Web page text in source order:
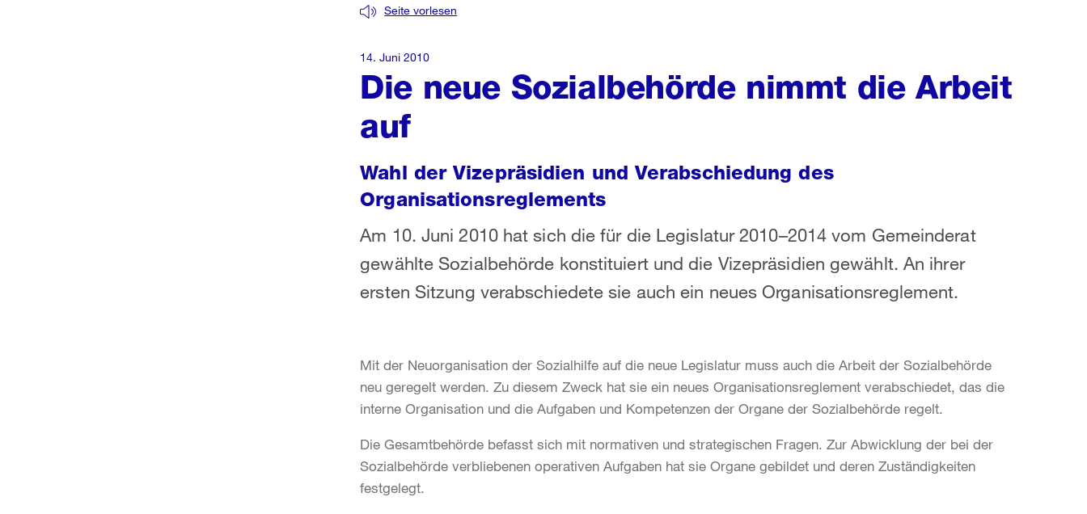
Die neue Sozialbehörde nimmt die Arbeit
auf
Seite vorlesen
Wahl der Vizepräsidien und Verabschiedung des
Organisationsreglements
Am 10. Juni 2010 hat sich die für die Legislatur 2010–2014 vom Gemeinderat
gewählte Sozialbehörde konstituiert und die Vizepräsidien gewählt. An ihrer
ersten Sitzung verabschiedete sie auch ein neues Organisationsreglement.
14. Juni 2010
Mit der Neuorganisation der Sozialhilfe auf die neue Legislatur muss auch die Arbeit der Sozialbehörde
neu geregelt werden. Zu diesem Zweck hat sie ein neues Organisationsreglement verabschiedet, das die
interne Organisation und die Aufgaben und Kompetenzen der Organe der Sozialbehörde regelt.
Die Gesamtbehörde befasst sich mit normativen und strategischen Fragen. Zur Abwicklung der bei der
Sozialbehörde verbliebenen operativen Aufgaben hat sie Organe gebildet und deren Zuständigkeiten
festgelegt.